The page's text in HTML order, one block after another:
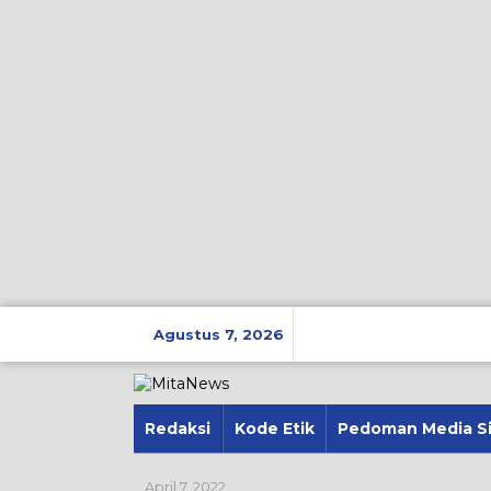
Agustus 7, 2026
Redaksi Kode Etik Pedoman Media
April 7, 2022